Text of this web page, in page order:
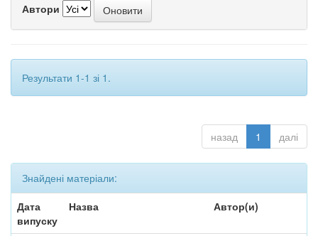
Автори
Результати 1-1 зі 1.
назад 1 далі
Знайдені матеріали:
Дата
випуску
Назва Автор(и)